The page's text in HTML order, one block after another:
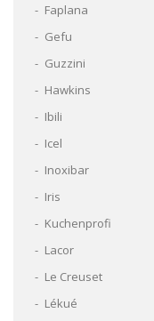
Faplana
Gefu
Guzzini
Hawkins
Ibili
Icel
Inoxibar
Iris
Kuchenprofi
Lacor
Le Creuset
Lékué